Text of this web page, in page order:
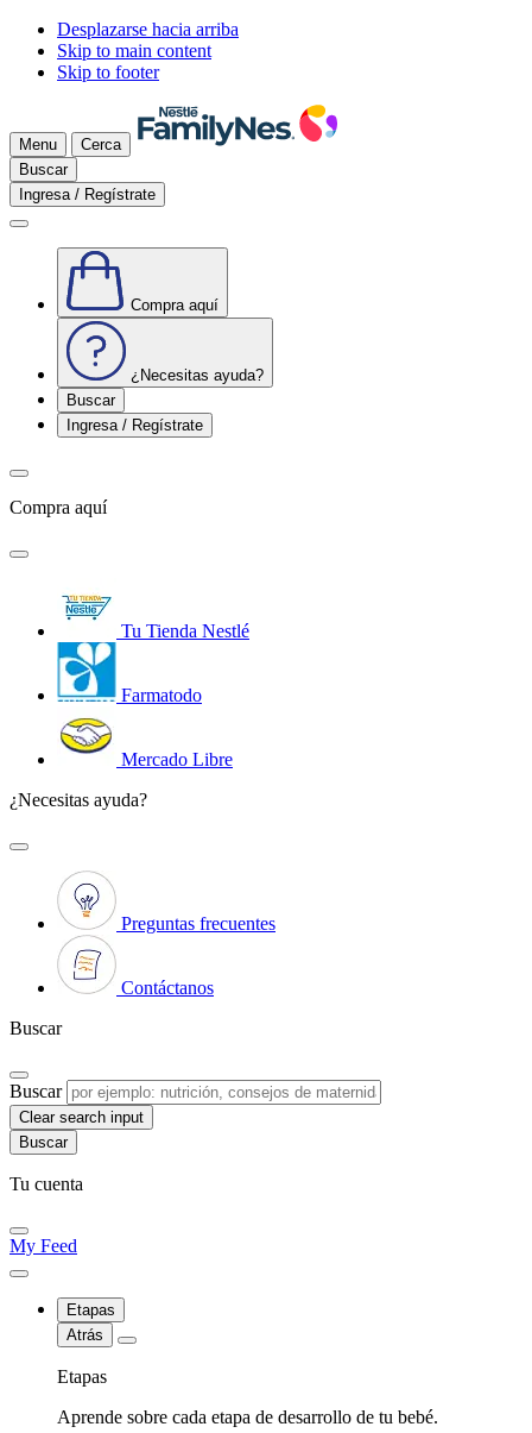
Desplazarse hacia arriba
Skip to main content
Skip to footer
Menu
Cerca
Buscar
Ingresa / Regístrate
Compra aquí
¿Necesitas ayuda?
Buscar
Ingresa / Regístrate
Compra aquí
Tu Tienda Nestlé
Farmatodo
Mercado Libre
¿Necesitas ayuda?
Preguntas frecuentes
Contáctanos
Buscar
Buscar
Clear search input
Tu cuenta
My Feed
Etapas
Atrás
Etapas
Aprende sobre cada etapa de desarrollo de tu bebé.